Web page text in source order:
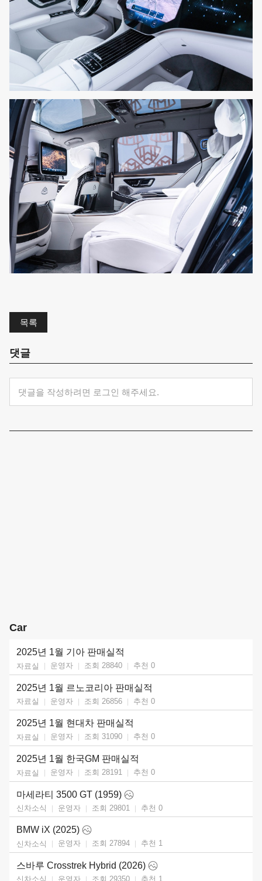
목록
댓글
댓글을 작성하려면 로그인 해주세요.
Car
2025년 1월 기아 판매실적
자료실 운영자 조회 28840 추천 0
2025년 1월 르노코리아 판매실적
자료실 운영자 조회 26856 추천 0
2025년 1월 현대차 판매실적
자료실 운영자 조회 31090 추천 0
2025년 1월 한국GM 판매실적
자료실 운영자 조회 28191 추천 0
마세라티 3500 GT (1959)
신차소식 운영자 조회 29801 추천 0
BMW iX (2025)
신차소식 운영자 조회 27894 추천 1
스바루 Crosstrek Hybrid (2026)
신차소식 운영자 조회 29350 추천 1